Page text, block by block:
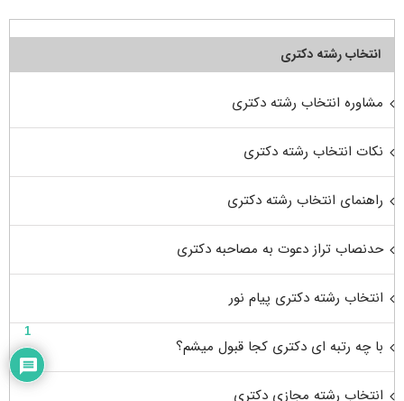
انتخاب رشته دکتری
مشاوره انتخاب رشته دکتری
نکات انتخاب رشته دکتری
راهنمای انتخاب رشته دکتری
حدنصاب تراز دعوت به مصاحبه دکتری
انتخاب رشته دکتری پیام نور
با چه رتبه ای دکتری کجا قبول میشم؟
انتخاب رشته مجازی دکتری
1